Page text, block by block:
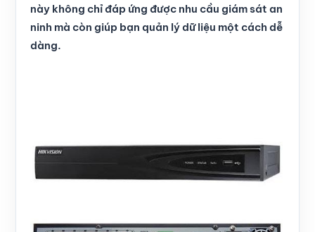
này không chỉ đáp ứng được nhu cầu giám sát an
ninh mà còn giúp bạn quản lý dữ liệu một cách dễ
dàng.